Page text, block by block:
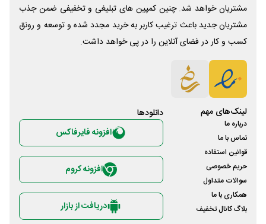
مشتریان خواهد شد. چنین کمپین های تبلیغی و تخفیفی ضمن جذب
مشتریان جدید باعث ترغیب کاربر به خرید مجدد شده و توسعه و رونق
کسب و کار در فضای آنلاین را در پی خواهد داشت.
لینک‌های مهم
درباره ما
تماس با ما
قوانین استفاده
حریم خصوصی
سوالات متداول
همکاری با ما
بلاگ کانال تخفیف
دانلود‌ها
افزونه فایرفاکس
افزونه کروم
دریافت از بازار